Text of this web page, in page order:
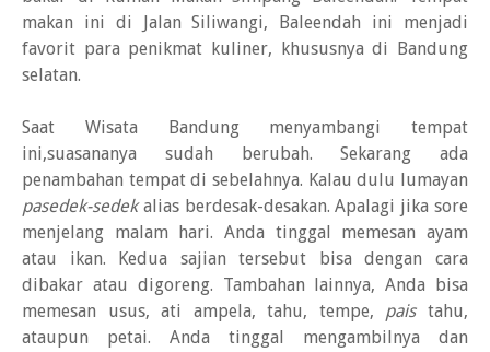
makan ini di Jalan Siliwangi, Baleendah ini menjadi
favorit para penikmat kuliner, khususnya di Bandung
selatan.
Saat Wisata Bandung menyambangi tempat
ini,suasananya sudah berubah. Sekarang ada
penambahan tempat di sebelahnya. Kalau dulu lumayan
pasedek-sedekalias berdesak-desakan. Apalagi jika sore
menjelang malam hari. Anda tinggal memesan ayam
atau ikan. Kedua sajian tersebut bisa dengan cara
dibakar atau digoreng. Tambahan lainnya, Anda bisa
memesan usus, ati ampela, tahu, tempe, paistahu,
ataupun petai. Anda tinggal mengambilnya dan